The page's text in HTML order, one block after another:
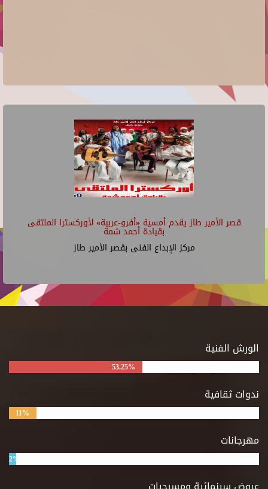
قصر الأمير طاز يقدم أمسية «أفرو-عربية» لأوركسترا الملتقى
بقيادة أحمد شمة
مركز الإبداع الفنى بقصر الأمير طاز
الورش الفنية
53.25%
ندوات ثقافية
11%
مهرجانات
2%